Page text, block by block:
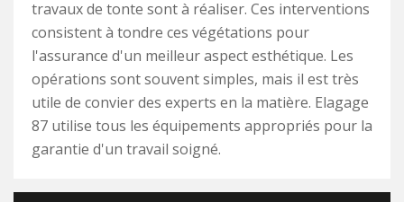
travaux de tonte sont à réaliser. Ces interventions
consistent à tondre ces végétations pour
l'assurance d'un meilleur aspect esthétique. Les
opérations sont souvent simples, mais il est très
utile de convier des experts en la matière. Elagage
87 utilise tous les équipements appropriés pour la
garantie d'un travail soigné.